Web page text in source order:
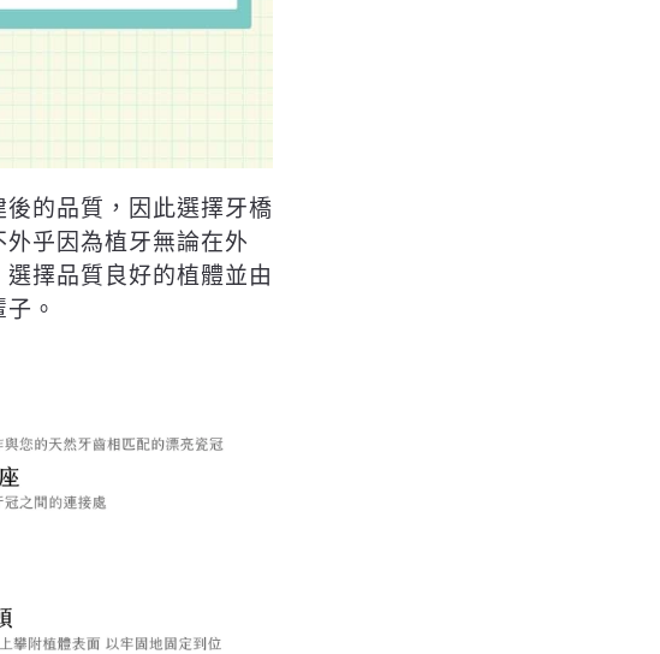
的品質，因此選擇牙橋
乎因為植牙無論在外
擇品質良好的植體並由
。